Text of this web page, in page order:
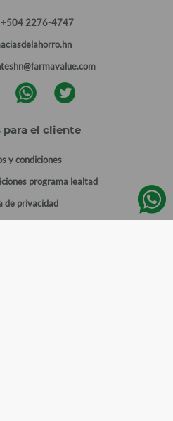
+504 2276-4747
para el cliente
y condiciones
programa lealtad
de privacidad